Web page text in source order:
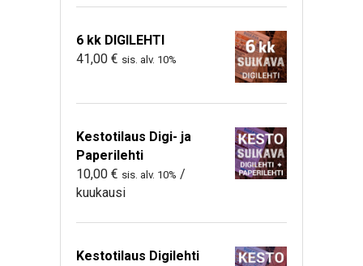
6 kk DIGILEHTI
41,00 € sis. alv. 10%
Kestotilaus Digi- ja
Paperilehti
10,00 € sis. alv. 10% /
kuukausi
Kestotilaus Digilehti